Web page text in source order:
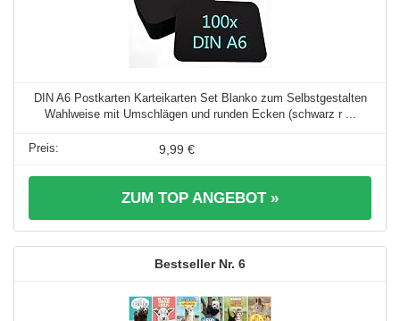
DIN A6 Postkarten Karteikarten Set Blanko zum Selbstgestalten
Wahlweise mit Umschlägen und runden Ecken (schwarz r ...
9,99 €
ZUM TOP ANGEBOT »
6